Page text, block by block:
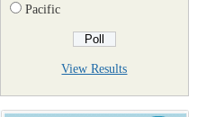
Pacific
View Results